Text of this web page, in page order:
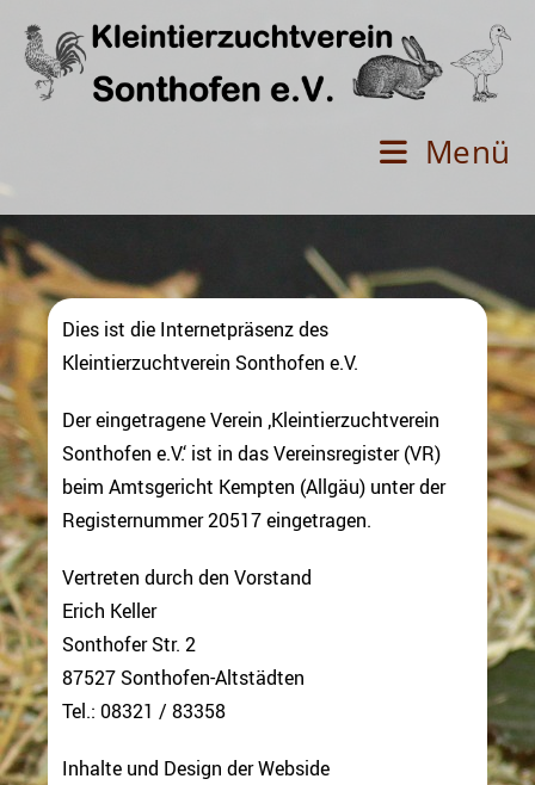
Menü
Dies ist die Internetpräsenz des
Kleintierzuchtverein Sonthofen e.V.
Der eingetragene Verein ‚Kleintierzuchtverein
Sonthofen e.V.‘ ist in das Vereinsregister (VR)
beim Amtsgericht Kempten (Allgäu) unter der
Registernummer 20517 eingetragen.
Vertreten durch den Vorstand
Erich Keller
Sonthofer Str. 2
87527 Sonthofen-Altstädten
Tel.: 08321 / 83358
Inhalte und Design der Webside